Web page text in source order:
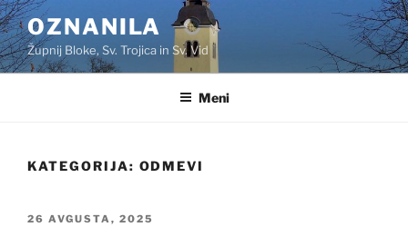
Skoči
na
vsebino
OZNANILA
Župnij Bloke, Sv. Trojica in Sv. Vid
Meni
KATEGORIJA: ODMEVI
OBJAVLJENO
26 AVGUSTA, 2025